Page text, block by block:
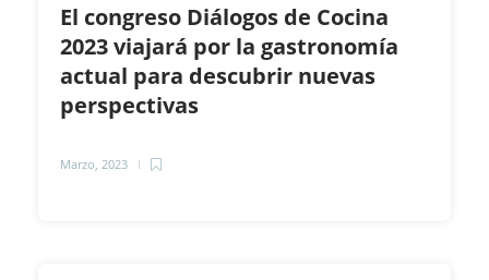
El congreso Diálogos de Cocina
2023 viajará por la gastronomía
actual para descubrir nuevas
perspectivas
Marzo, 2023